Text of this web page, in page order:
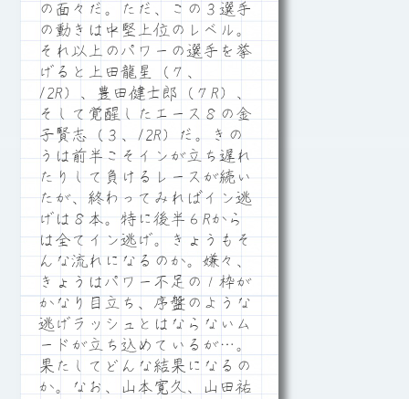
の面々だ。ただ、この３選手
の動きは中堅上位のレベル。
それ以上のパワーの選手を挙
げると上田龍星（７、
12R）、豊田健士郎（７R）、
そして覚醒したエース８の金
子賢志（３、12R）だ。きの
うは前半こそインが立ち遅れ
たりして負けるレースが続い
たが、終わってみればイン逃
げは８本。特に後半６Rから
は全てイン逃げ。きょうもそ
んな流れになるのか。嫌々、
きょうはパワー不足の１枠が
かなり目立ち、序盤のような
逃げラッシュとはならないム
ードが立ち込めているが…。
果たしてどんな結果になるの
か。なお、山本寛久、山田祐